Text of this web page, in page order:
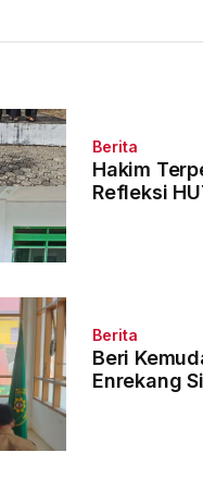
Berita
Hakim
Refleksi
Berita
Beri
Enrekang